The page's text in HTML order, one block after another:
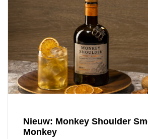
Nieuw: Monkey Shoulder
Monkey